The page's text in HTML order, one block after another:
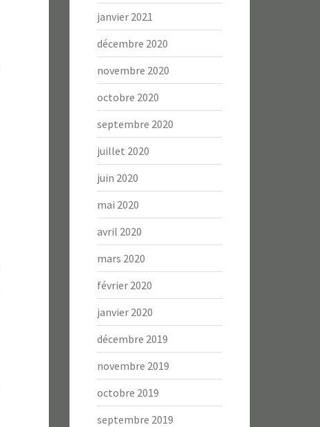
janvier 2021
décembre 2020
novembre 2020
octobre 2020
septembre 2020
juillet 2020
juin 2020
mai 2020
avril 2020
mars 2020
février 2020
janvier 2020
décembre 2019
novembre 2019
octobre 2019
septembre 2019